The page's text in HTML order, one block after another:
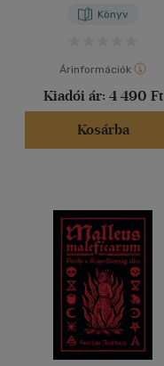
Könyv
Árinformációk
Kiadói ár: 4 490 Ft
Kosárba